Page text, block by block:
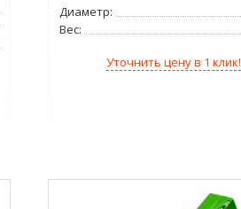
Диаметр:
Вес:
Уточнить цену в 1 клик!